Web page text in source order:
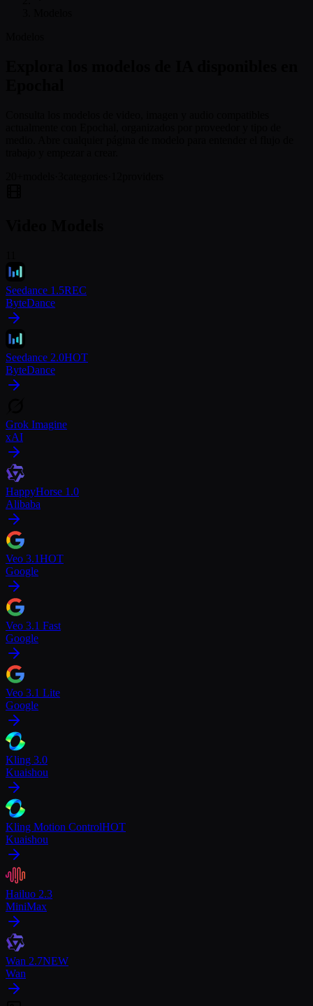
Seedance 1.5REC
ByteDance
Seedance 2.0HOT
ByteDance
Grok Imagine
xAI
HappyHorse 1.0
Alibaba
Veo 3.1HOT
Google
Veo 3.1 Fast
Google
Veo 3.1 Lite
Google
Kling 3.0
Kuaishou
Kling Motion ControlHOT
Kuaishou
Hailuo 2.3
MiniMax
Wan 2.7NEW
Wan